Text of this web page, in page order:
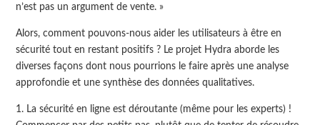
n’est pas un argument de vente. »
Alors, comment pouvons-nous aider les utilisateurs à être en
sécurité tout en restant positifs ? Le projet Hydra aborde les
diverses façons dont nous pourrions le faire après une analyse
approfondie et une synthèse des données qualitatives.
La sécurité en ligne est déroutante (même pour les experts) !